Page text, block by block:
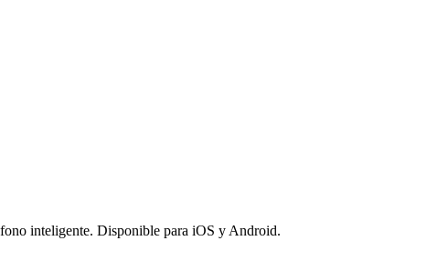
inteligente. Disponible para iOS y Android.